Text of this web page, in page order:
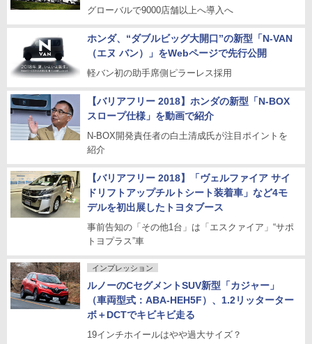
グローバルで9000店舗以上へ導入へ
ホンダ、“ダブルビッグ大開口”の新型「N-VAN
（エヌ バン）」をWebページで先行公開
軽バン初の助手席側ピラーレス採用
【バリアフリー 2018】ホンダの新型「N-BOX
スロープ仕様」を動画で紹介
N-BOX開発責任者の白土清成氏が注目ポイントを
紹介
【バリアフリー 2018】「ヴェルファイア サイ
ドリフトアップチルトシート装着車」など4モ
デルを初出展したトヨタブース
事前告知の「その他1台」は「エスクァイア」“サポ
トヨプラス”車
インプレッション
ルノーのCセグメントSUV新型「カジャー」
（車両型式：ABA-HEH5F）、1.2リッターター
ボ＋DCTでキビキビ走る
19インチホイールはやや過大サイズ？